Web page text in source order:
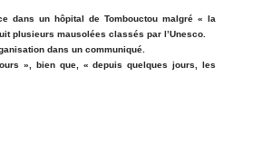
dans un hôpital de Tombouctou malgré « la
plusieurs mausolées classés par l’Unesco.
dans un communiqué.
», bien que, « depuis quelques jours, les